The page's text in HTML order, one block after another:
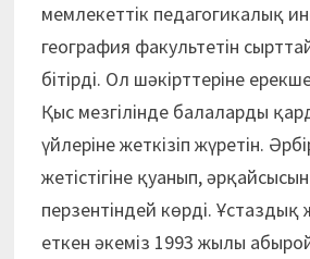
мемлекеттік педагогикалық
география факультетін
бітірді. Ол шәкірттеріне
Қыс мезгілінде балаларды
үйлеріне жеткізіп жүретін.
жетістігіне қуанып,
перзентіндей көрді.
еткен әкеміз 1993 жылы